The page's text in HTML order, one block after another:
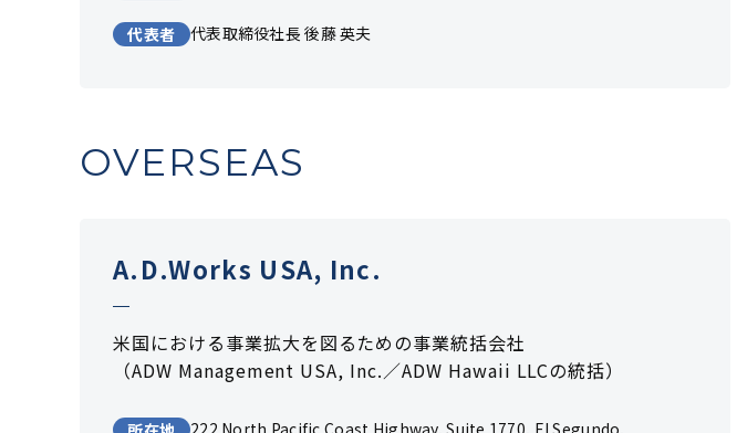
代表者 代表取締役社長 後藤 英夫
OVERSEAS
A.D.Works USA, Inc.
米国における事業拡大を図るための事業統括会社
（ADW Management USA, Inc.／ADW Hawaii LLCの統括）
222 North Pacific Coast Highway, Suite 1770, El Segundo,